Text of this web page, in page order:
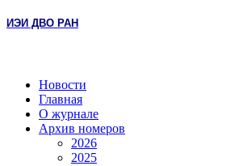
ИЭИ ДВО РАН
Новости
Главная
О журнале
Архив номеров
2026
2025